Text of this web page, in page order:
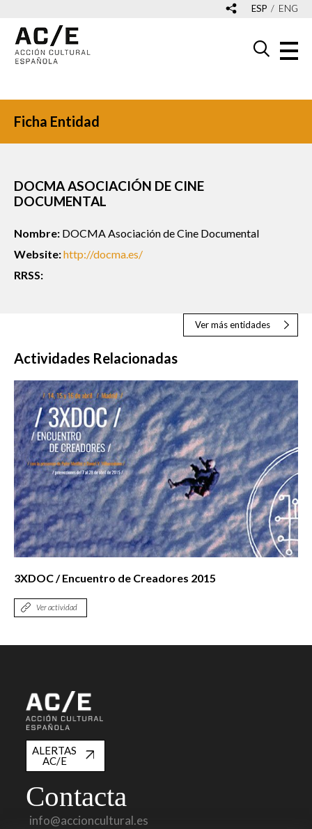
ESP ENG
Ficha Entidad
DOCMA ASOCIACIÓN DE CINE
DOCUMENTAL
Nombre: DOCMA Asociación de Cine Documental
Website:http://docma.es/
RRSS:
Ver más entidades
Actividades Relacionadas
3XDOC / Encuentro de Creadores 2015
Ver actividad
ALERTAS
AC/E
Contacta
info@accioncultural.es